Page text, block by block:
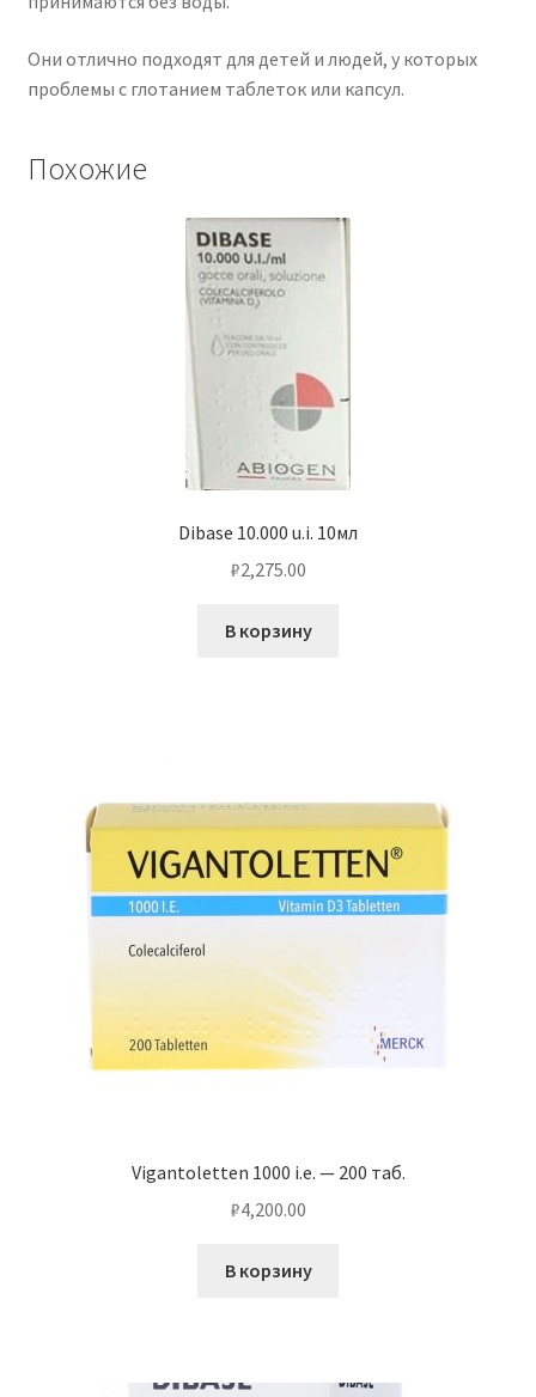
Они отлично подходят для детей и людей, у которых
проблемы с глотанием таблеток или капсул.
Похожие
Dibase 10.000 u.i. 10мл
₽2,275.00
В корзину
Vigantoletten 1000 i.e. — 200 таб.
₽4,200.00
В корзину